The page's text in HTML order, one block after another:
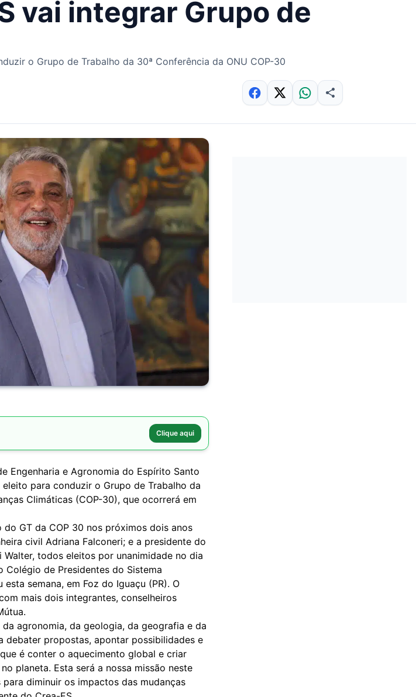
vai integrar Grupo de
o Grupo de Trabalho da 30ª Conferência da ONU COP-30
Clique aqui
Engenharia e Agronomia do Espírito Santo
para conduzir o Grupo de Trabalho da
Climáticas (COP-30), que ocorrerá em
GT da COP 30 nos próximos dois anos
civil Adriana Falconeri; e a presidente do
Walter, todos eleitos por unanimidade no dia
Colégio de Presidentes do Sistema
semana, em Foz do Iguaçu (PR). O
mais dois integrantes, conselheiros
.
agronomia, da geologia, da geografia e da
debater propostas, apontar possibilidades e
é conter o aquecimento global e criar
planeta. Esta será a nossa missão neste
diminuir os impactos das mudanças